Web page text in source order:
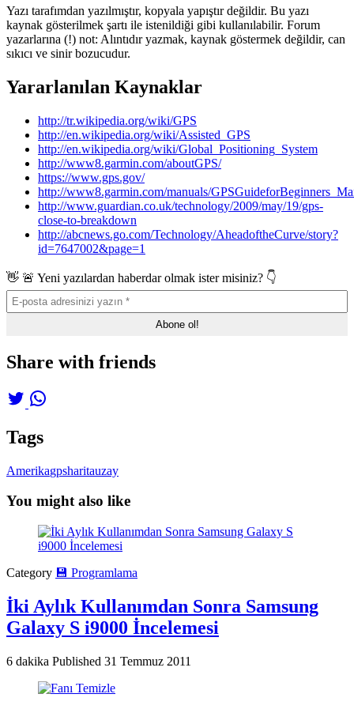
Yazı tarafımdan yazılmıştır, kopyala yapıştır değildir. Bu yazı
kaynak gösterilmek şartı ile istenildiği gibi kullanılabilir. Forum
yazarlarına (!) not: Alıntıdır yazmak, kaynak göstermek değildir, can
sıkıcı ve sinir bozucudur.
Yararlanılan Kaynaklar
http://tr.wikipedia.org/wiki/GPS
http://en.wikipedia.org/wiki/Assisted_GPS
http://en.wikipedia.org/wiki/Global_Positioning_System
http://www8.garmin.com/aboutGPS/
https://www.gps.gov/
http://www8.garmin.com/manuals/
http://www.guardian.co.uk/technology/2009/may/19/gps-
close-to-breakdown
http://abcnews.go.com/Technology/AheadoftheCurve/story?
id=7647002&page=1
👋 🚨 Yeni yazılardan haberdar olmak ister misiniz? 👇
Share with friends
Tags
Amerikagpsharitauzay
You might also like
Category 💾 Programlama
İki Aylık Kullanımdan Sonra Samsung
Galaxy S i9000 İncelemesi
6 dakika Published 31 Temmuz 2011